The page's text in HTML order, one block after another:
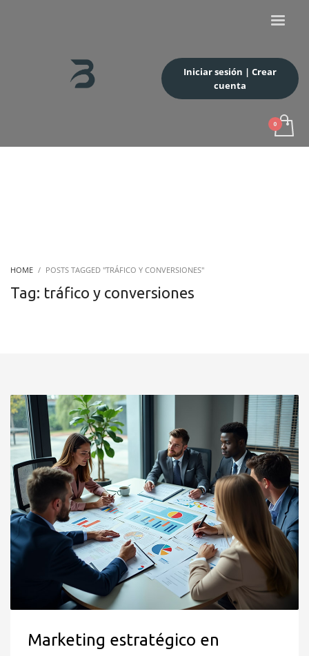
Iniciar sesión | Crear
cuenta
HOME POSTS TAGGED "TRÁFICO Y CONVERSIONES"
Tag: tráfico y conversiones
Marketing estratégico en